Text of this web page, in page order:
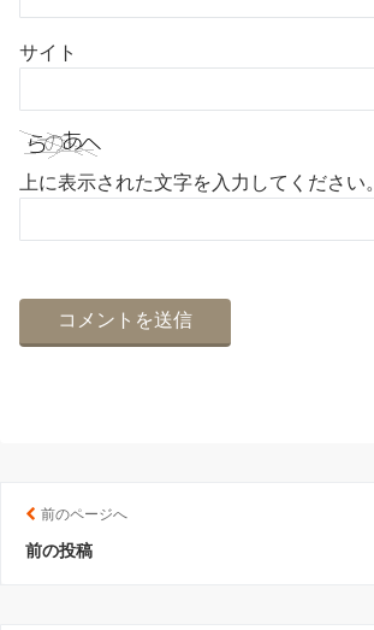
サイト
上に表示された文字を入力してください。
前のページへ
前の投稿